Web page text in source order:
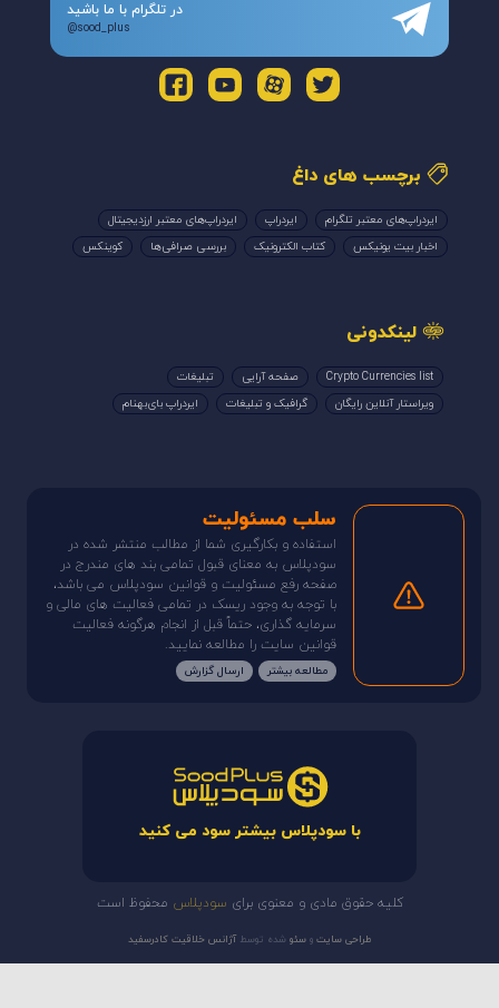
در تلگرام با ما باشید
@sood_plus
برچسب های داغ
ایردراپ‌های معتبر تلگرام ایردراپ
ایردراپ‌های معتبر ارزدیجیتال
اخبار بیت یونیکس
کتاب الکترونیک بررسی صرافی‌ها کوینکس
لینکدونی
Crypto Currencies list صفحه آرایی
تبلیغات
ویراستار آنلاین رایگان
گرافیک و تبلیغات ایردراپ بای‌بهنام
سلب مسئولیت
استفاده و بکارگیری شما از مطالب منتشر شده در
سودپلاس به معنای قبول تمامی بند های مندرج در
صفحه رفع مسئولیت و قوانین سودپلاس می باشد،
با توجه به وجود ریسک در تمامی فعالیت های مالی و
سرمایه گذاری، حتماً قبل از انجام هرگونه فعالیت
قوانین سایت را مطالعه نمایید.
مطالعه بیشتر ارسال گزارش
با سودپلاس بیشتر سود می کنید
کلیه حقوق مادی و معنوی برای سودپلاس محفوظ است
طراحی سایتوسئو شده توسطآژانس خلاقیت کادرسفید